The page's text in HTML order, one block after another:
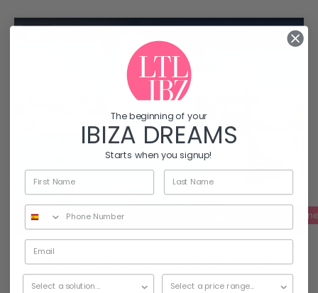
Daniela
Latronico
Alquiler de villas Alquileres de
Villa con vista panoramica – Vista
Alegre – A160
The beginning of your
IBIZA DREAMS
Starts when you signup!